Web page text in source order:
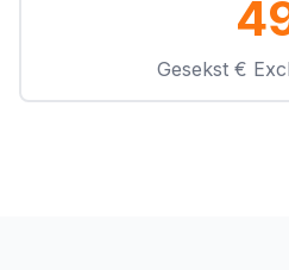
Gesekst €